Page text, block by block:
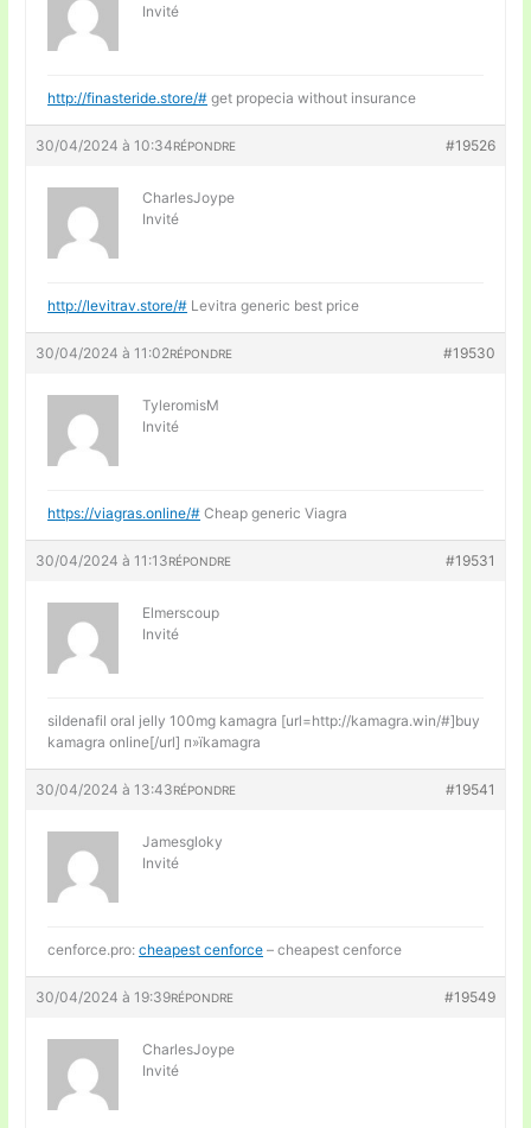
Invité
http://finasteride.store/# get propecia without insurance
30/04/2024 à 10:34 #19526
RÉPONDRE
CharlesJoype
Invité
http://levitrav.store/# Levitra generic best price
30/04/2024 à 11:02 #19530
RÉPONDRE
TyleromisM
Invité
https://viagras.online/# Cheap generic Viagra
30/04/2024 à 11:13 #19531
RÉPONDRE
Elmerscoup
Invité
sildenafil oral jelly 100mg kamagra [url=http://kamagra.win/#]buy
kamagra online[/url] п»їkamagra
30/04/2024 à 13:43 #19541
RÉPONDRE
Jamesgloky
Invité
cenforce.pro:cheapest cenforce – cheapest cenforce
30/04/2024 à 19:39 #19549
RÉPONDRE
CharlesJoype
Invité